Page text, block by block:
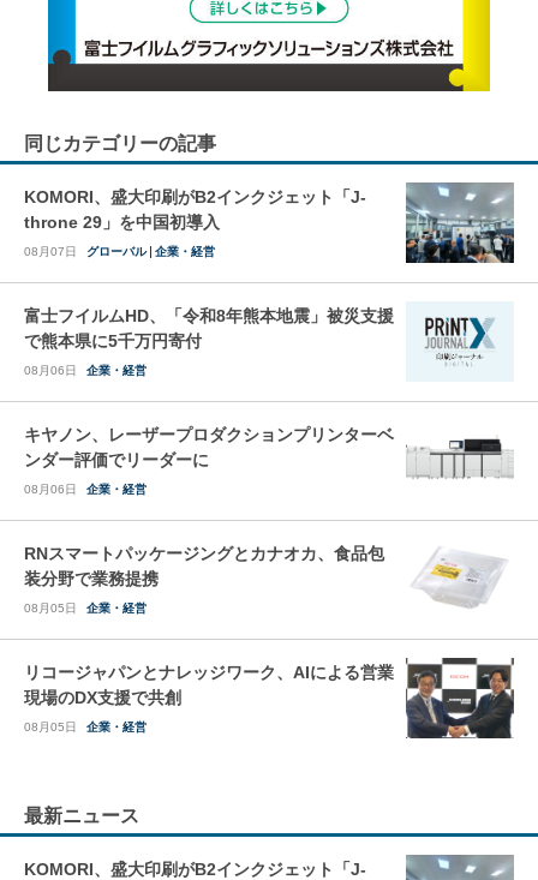
同じカテゴリーの記事
KOMORI、盛大印刷がB2インクジェット「J-
throne 29」を中国初導入
08月07日 グローバル 企業・経営
富士フイルムHD、「令和8年熊本地震」被災支援
で熊本県に5千万円寄付
08月06日 企業・経営
キヤノン、レーザープロダクションプリンターベ
ンダー評価でリーダーに
08月06日 企業・経営
RNスマートパッケージングとカナオカ、食品包
装分野で業務提携
08月05日 企業・経営
リコージャパンとナレッジワーク、AIによる営業
現場のDX支援で共創
08月05日 企業・経営
最新ニュース
KOMORI、盛大印刷がB2インクジェット「J-